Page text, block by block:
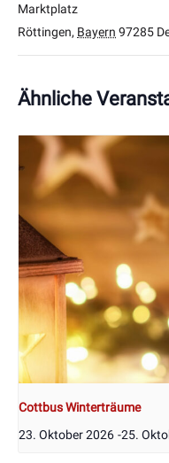
Marktplatz
Röttingen, Bayern 97285
Ähnliche
Cottbus Winterträume
23. Oktober 2026 -25.